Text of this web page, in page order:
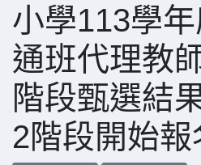
小學113學
通班代理教
階段甄選結
2階段開始報